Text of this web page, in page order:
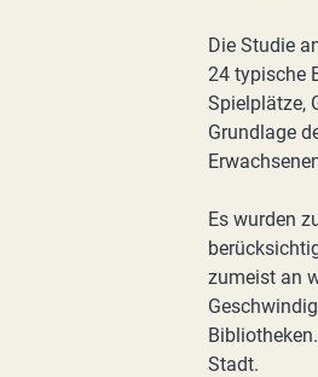
Die Studie
24 typische
Spielplätze,
Grundlage
Es wurden
zumeist an
Stadt.